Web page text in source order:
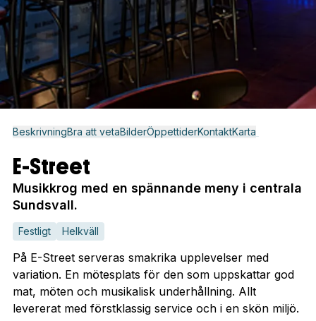
BeskrivningBra att vetaBilderÖppettiderKontaktKarta
E-Street
Musikkrog med en spännande meny i centrala
Sundsvall.
Festligt Helkväll
På E-Street serveras smakrika upplevelser med
variation. En mötesplats för den som uppskattar god
mat, möten och musikalisk underhållning. Allt
levererat med förstklassig service och i en skön miljö.